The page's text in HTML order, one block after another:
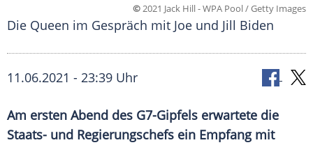
©2021 Jack Hill - WPA Pool / Getty Images
Die Queen im Gespräch mit Joe und Jill Biden
11.06.2021 - 23:39 Uhr
Am ersten Abend des G7-Gipfels erwartete die
Staats- und Regierungschefs ein Empfang mit